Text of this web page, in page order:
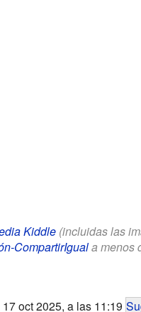
Kiddle(incluidas las
CompartirIguala menos
oct 2025, a las 11:19